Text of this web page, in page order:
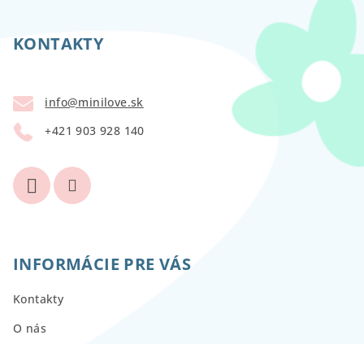
KONTAKTY
info@minilove.sk
+421 903 928 140
INFORMÁCIE PRE VÁS
Kontakty
O nás